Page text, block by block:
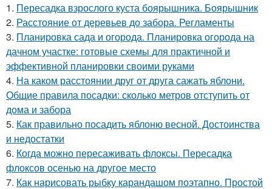
1. Пересадка взрослого куста боярышника. Боярышник
2. Расстояние от деревьев до забора. Регламенты
3. Планировка сада и огорода. Планировка огорода на
дачном участке: готовые схемы для практичной и
эффективной планировки своими руками
4. На каком расстоянии друг от друга сажать яблони.
Общие правила посадки: сколько метров отступить от
дома и забора
5. Как правильно посадить яблоню весной. Достоинства
и недостатки
6. Когда можно пересаживать флоксы. Пересадка
флоксов осенью на другое место
7. Как нарисовать рыбку карандашом поэтапно. Простой